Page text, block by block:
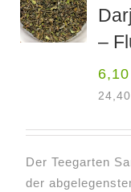
–
Der Teegarten
der